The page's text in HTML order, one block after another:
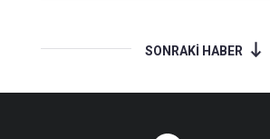
SONRAKİ HABER